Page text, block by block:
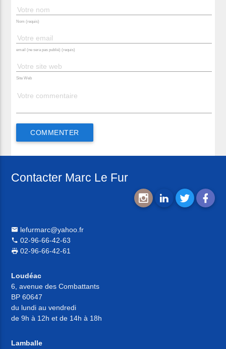
Nom (requis)
email (ne sera pas publié) (requis)
Site Web
Contacter Marc Le Fur
lefurmarc@yahoo.fr
02-96-66-42-63
02-96-66-42-61
Loudéac
6, avenue des Combattants
BP 60647
du lundi au vendredi
de 9h à 12h et de 14h à 18h
Lamballe